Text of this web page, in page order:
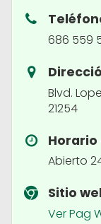
686 559
Blvd.
21254
Horario
Abierto
Sitio
Ver Pag